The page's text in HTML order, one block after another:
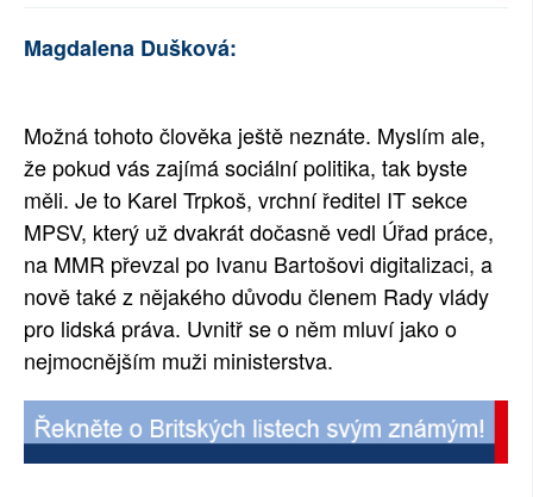
Magdalena Dušková:
Možná tohoto člověka ještě neznáte. Myslím ale,
že pokud vás zajímá sociální politika, tak byste
měli. Je to Karel Trpkoš, vrchní ředitel IT sekce
MPSV, který už dvakrát dočasně vedl Úřad práce,
na MMR převzal po Ivanu Bartošovi digitalizaci, a
nově také z nějakého důvodu členem Rady vlády
pro lidská práva. Uvnitř se o něm mluví jako o
nejmocnějším muži ministerstva.